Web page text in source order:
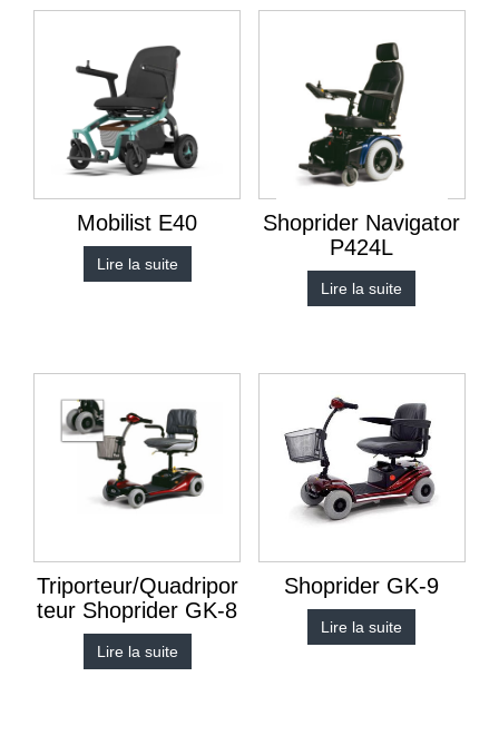
Mobilist E40
Lire la suite
Shoprider Navigator
P424L
Lire la suite
Triporteur/Quadripor
teur Shoprider GK-8
Lire la suite
Shoprider GK-9
Lire la suite